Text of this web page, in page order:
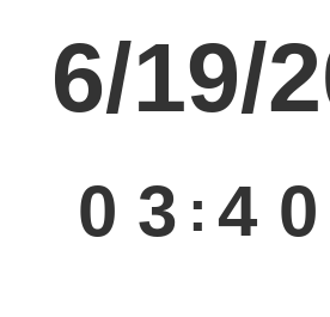
6/19/
0 3 : 4 0